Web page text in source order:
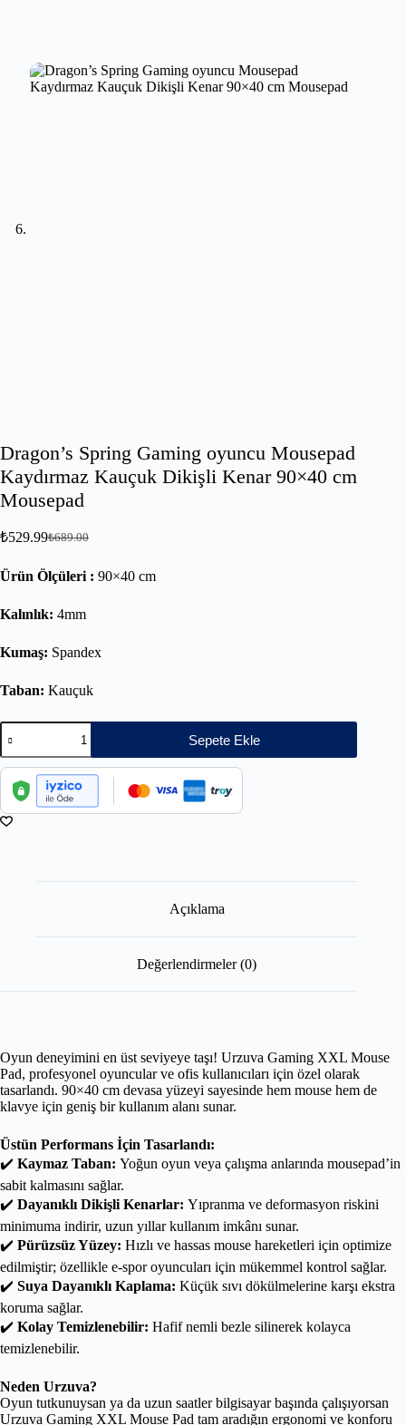
Dragon’s Spring Gaming oyuncu Mousepad
Kaydırmaz Kauçuk Dikişli Kenar 90×40 cm
Mousepad
₺689.00
₺529.99
Ürün Ölçüleri : 90×40 cm
Kalınlık: 4mm
Kumaş: Spandex
Taban: Kauçuk
Sepete Ekle
Açıklama
Değerlendirmeler (0)
Oyun deneyimini en üst seviyeye taşı! Urzuva Gaming XXL Mouse
Pad, profesyonel oyuncular ve ofis kullanıcıları için özel olarak
tasarlandı. 90×40 cm devasa yüzeyi sayesinde hem mouse hem de
klavye için geniş bir kullanım alanı sunar.
Üstün Performans İçin Tasarlandı:
✔️ Kaymaz Taban: Yoğun oyun veya çalışma anlarında mousepad’in
sabit kalmasını sağlar.
✔️ Dayanıklı Dikişli Kenarlar: Yıpranma ve deformasyon riskini
minimuma indirir, uzun yıllar kullanım imkânı sunar.
✔️ Pürüzsüz Yüzey: Hızlı ve hassas mouse hareketleri için optimize
edilmiştir; özellikle e-spor oyuncuları için mükemmel kontrol sağlar.
✔️ Suya Dayanıklı Kaplama: Küçük sıvı dökülmelerine karşı ekstra
koruma sağlar.
✔️ Kolay Temizlenebilir: Hafif nemli bezle silinerek kolayca
temizlenebilir.
Neden Urzuva?
Oyun tutkunuysan ya da uzun saatler bilgisayar başında çalışıyorsan
Urzuva Gaming XXL Mouse Pad tam aradığın ergonomi ve konforu